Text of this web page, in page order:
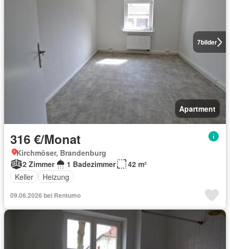
7bilder
Apartment
316 €/Monat
Kirchmöser, Brandenburg
2 Zimmer
1 Badezimmer
42 m²
Keller
Heizung
09.06.2026 bei Rentumo